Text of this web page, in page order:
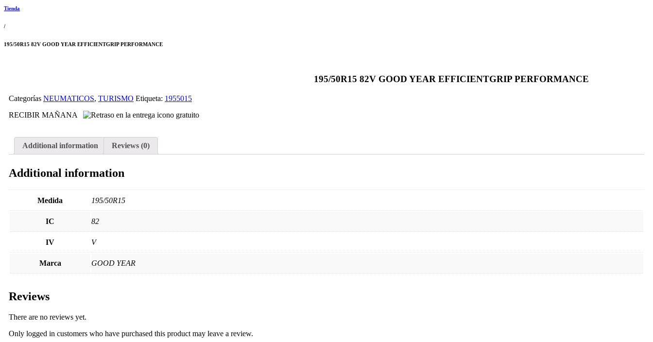
Tienda
/
195/50R15 82V GOOD YEAR EFFICIENTGRIP PERFORMANCE
195/50R15 82V GOOD YEAR EFFICIENTGRIP PERFORMANCE
Categorías NEUMATICOS, TURISMO Etiqueta: 1955015
RECIBIR MAÑANA
Additional information Reviews (0)
Additional information
Medida 195/50R15
IC 82
IV V
Marca GOOD YEAR
Reviews
There are no reviews yet.
Only logged in customers who have purchased this product may leave a review.